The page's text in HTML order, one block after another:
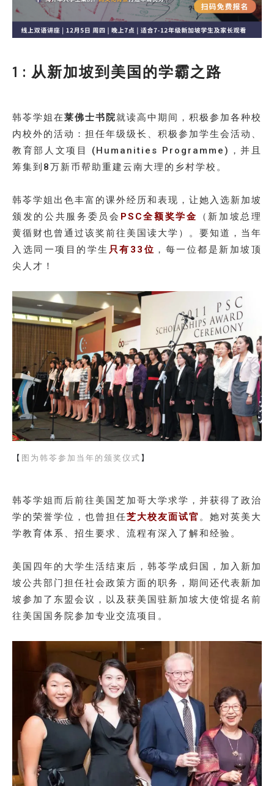
1 : 从新加坡到美国的学霸之路
韩苓学姐在莱佛士书院就读高中期间，积极参加各种校
内校外的活动：担任年级级长、积极参加学生会活动、
教育部人文项目 (Humanities Programme)，并且
筹集到8万新币帮助重建云南大理的乡村学校。
韩苓学姐出色丰富的课外经历和表现，让她入选新加坡
颁发的公共服务委员会 PSC全额奖学金
（新加坡总理
黄循财也曾通过该奖前往美国读大学）。要知道，当年
入选同一项目的学生 只有33位 ，每一位都是新加坡顶
尖人才！
【 图为韩苓参加当年的颁奖仪式 】
韩苓学姐而后前往美国芝加哥大学求学，并获得了政治
学的荣誉学位，也曾担任芝大校友面试官。她对英美大
学教育体系、招生要求、流程有深入了解和经验。
美国四年的大学生活结束后，韩苓学成归国，加入新加
坡公共部门担任社会政策方面的职务，期间还代表新加
坡参加了东盟会议，以及获美国驻新加坡大使馆提名前
往美国国务院参加专业交流项目。